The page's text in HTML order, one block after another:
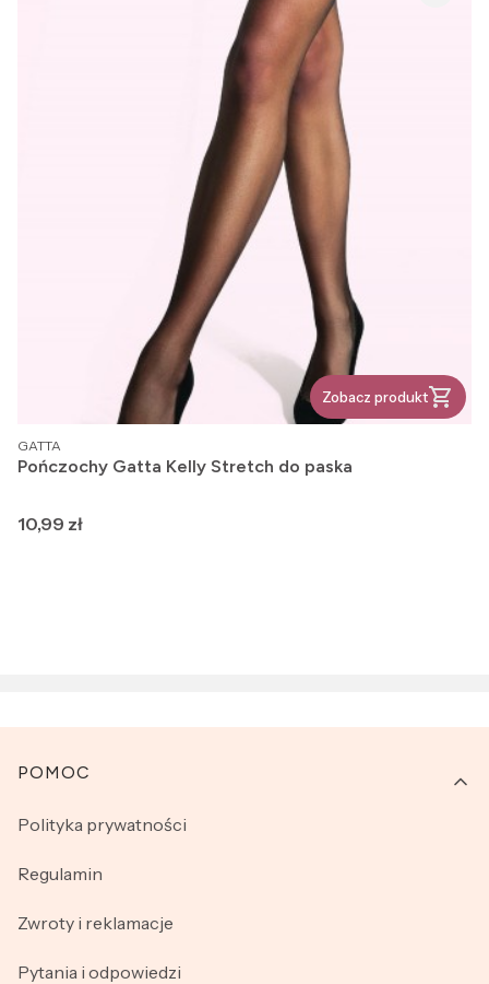
Zobacz produkt
PRODUCENT
GATTA
Pończochy Gatta Kelly Stretch do paska
Cena
10,99 zł
Linki w stopce
POMOC
Polityka prywatności
Regulamin
Zwroty i reklamacje
Pytania i odpowiedzi